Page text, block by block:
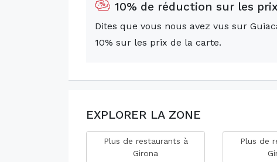
10% de réduction sur les
Dites que vous nous avez vus sur
10% sur les prix de la carte.
EXPLORER LA ZONE
Plus de restaurants à
Girona
Plus de